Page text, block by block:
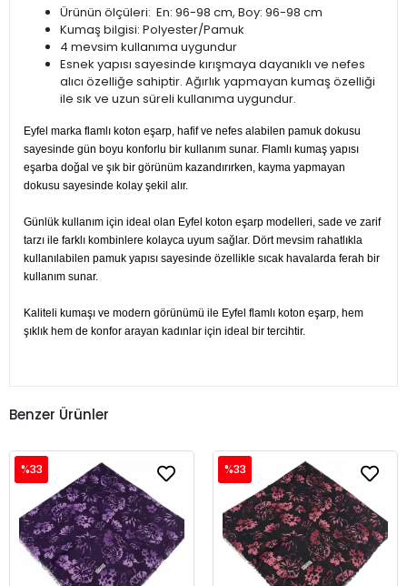
Ürünün ölçüleri: En: 96-98 cm, Boy: 96-98 cm
Kumaş bilgisi: Polyester/Pamuk
4 mevsim kullanıma uygundur
Esnek yapısı sayesinde kırışmaya dayanıklı ve nefes
alıcı özelliğe sahiptir. Ağırlık yapmayan kumaş özelliği
ile sık ve uzun süreli kullanıma uygundur.
Eyfel marka flamlı koton eşarp, hafif ve nefes alabilen pamuk dokusu
sayesinde gün boyu konforlu bir kullanım sunar. Flamlı kumaş yapısı
eşarba doğal ve şık bir görünüm kazandırırken, kayma yapmayan
dokusu sayesinde kolay şekil alır.
Günlük kullanım için ideal olan Eyfel koton eşarp modelleri, sade ve zarif
tarzı ile farklı kombinlere kolayca uyum sağlar. Dört mevsim rahatlıkla
kullanılabilen pamuk yapısı sayesinde özellikle sıcak havalarda ferah bir
kullanım sunar.
Kaliteli kumaşı ve modern görünümü ile Eyfel flamlı koton eşarp, hem
şıklık hem de konfor arayan kadınlar için ideal bir tercihtir.
Benzer Ürünler
%33 %33